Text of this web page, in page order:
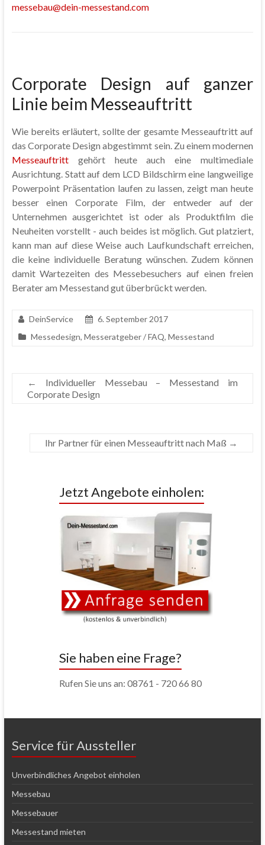
messebau@dein-messestand.com
Corporate Design auf ganzer
Linie beim Messeauftritt
Wie bereits erläutert, sollte der gesamte Messeauftritt auf
das Corporate Design abgestimmt sein. Zu einem modernen
Messeauftrittgehört heute auch eine multimediale
Ausrichtung. Statt auf dem LCD Bildschirm eine langweilige
Powerpoint Präsentation laufen zu lassen, zeigt man heute
besser einen Corporate Film, der entweder auf der
Unternehmen ausgerichtet ist oder als Produktfilm die
Neuheiten vorstellt - auch beides ist möglich. Gut platziert,
kann man auf diese Weise auch Laufkundschaft erreichen,
die keine individuelle Beratung wünschen. Zudem können
damit Wartezeiten des Messebesuchers auf einen freien
Berater am Messestand gut überbrückt werden.
DeinService
6. September 2017
Messedesign, Messeratgeber / FAQ, Messestand
←
Individueller Messebau – Messestand im
Corporate Design
Ihr Partner für einen Messeauftritt nach Maß →
Jetzt Angebote einholen:
Sie haben eine Frage?
Rufen Sie uns an: 08761 - 720 66 80
Service für Aussteller
Unverbindliches Angebot einholen
Messebau
Messebauer
Messestand mieten